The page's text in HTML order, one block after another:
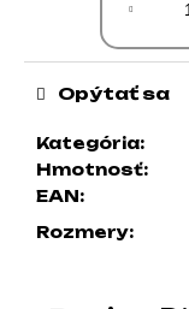
Kategória:
Hmotnosť:
EAN:
Rozmery:
Opýtať sa
m
e